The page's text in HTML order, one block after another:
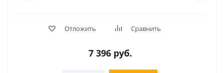
Отложить Сравнить
7 396 руб.